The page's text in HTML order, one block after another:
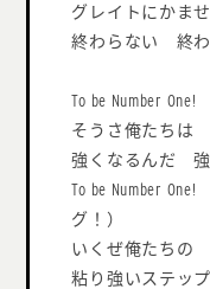
グレイトにかま
終わらない 終わ
To be Number One!
そうさ俺たちは
強くなるんだ 強
To be Number
グ！）
いくぜ俺たちの
粘り強いステッ